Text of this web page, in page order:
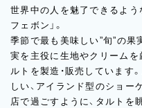
世界中の人を魅了できるよう
フェボン」。
季節で最も美味しい”旬”の果
実を主役に生地やクリームを
ルトを製造・販売しています
しい、アイランド型のショー
店で過ごすように、タルトを